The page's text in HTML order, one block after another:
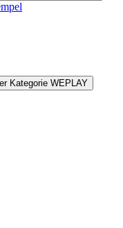
Kategorie WEPLAY